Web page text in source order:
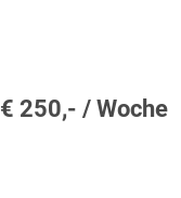
€ 250,- / Woche